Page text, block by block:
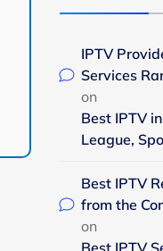
IPTV
Services
on
Best IPTV
League,
Best IPTV
from the
on
Best IPTV